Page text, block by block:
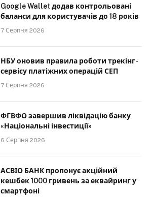
Google Wallet додав контрольовані
баланси для користувачів до 18 років
7 Серпня 2026
НБУ оновив правила роботи трекінг-
сервісу платіжних операцій СЕП
7 Серпня 2026
ФГВФО завершив ліквідацію банку
«Національні інвестиції»
6 Серпня 2026
АСВІО БАНК пропонує акційний
кешбек 1000 гривень за еквайринг у
смартфоні